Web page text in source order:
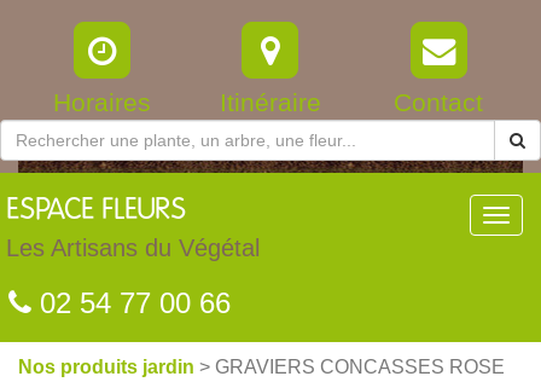
Horaires Itinéraire Contact
ESPACE FLEURS
Les Artisans du Végétal
02 54 77 00 66
Nos produits jardin > GRAVIERS CONCASSES ROSE